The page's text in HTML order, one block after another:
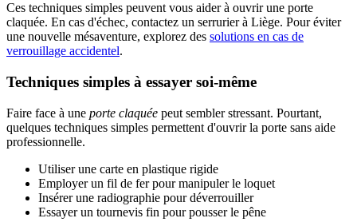
Ces techniques simples peuvent vous aider à ouvrir une porte
claquée. En cas d'échec, contactez un serrurier à Liège. Pour éviter
une nouvelle mésaventure, explorez des solutions en cas de
verrouillage accidentel.
Techniques simples à essayer soi-même
Faire face à une porte claquée peut sembler stressant. Pourtant,
quelques techniques simples permettent d'ouvrir la porte sans aide
professionnelle.
Utiliser une carte en plastique rigide
Employer un fil de fer pour manipuler le loquet
Insérer une radiographie pour déverrouiller
Essayer un tournevis fin pour pousser le pêne